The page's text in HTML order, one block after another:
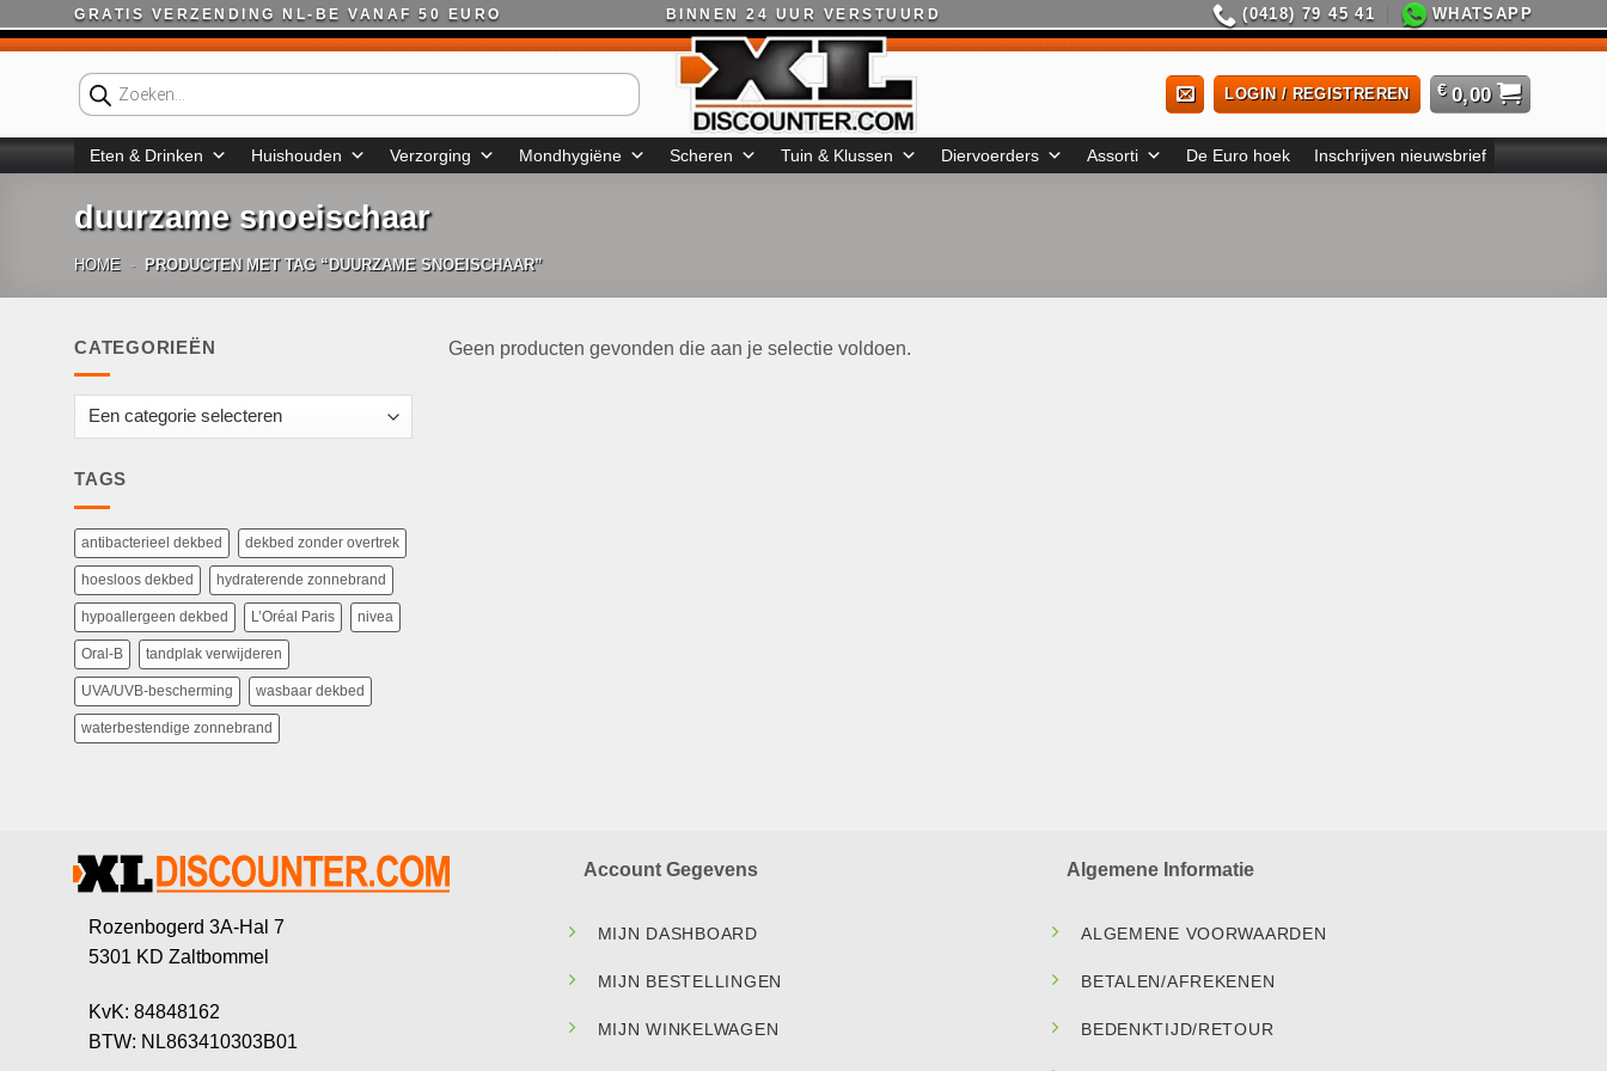
naar
GRATIS VERZENDING NL-BE VANAF 50 EURO BINNEN 24 UUR VERSTUURD (0418) 79 45 41 WHATSAPP
Producten
zoeken
LOGIN / REGISTREREN € 0,00
Eten & Drinken Huishouden Verzorging Mondhygiëne Scheren Tuin & Klussen Diervoerders Assorti De Euro hoek Inschrijven nieuwsbrief
duurzame snoeischaar
HOME - PRODUCTEN MET TAG “DUURZAME SNOEISCHAAR”
CATEGORIEËN
TAGS
antibacterieel dekbed dekbed zonder overtrek
hoesloos dekbed hydraterende zonnebrand
hypoallergeen dekbed L’Oréal Paris nivea
Oral-B tandplak verwijderen
UVA/UVB-bescherming wasbaar dekbed
waterbestendige zonnebrand
Geen producten gevonden die aan je selectie voldoen.
Rozenbogerd 3A-Hal 7
5301 KD Zaltbommel
KvK: 84848162
BTW: NL863410303B01
Account Gegevens
MIJN DASHBOARD
MIJN BESTELLINGEN
MIJN WINKELWAGEN
Algemene Informatie
ALGEMENE VOORWAARDEN
BETALEN/AFREKENEN
BEDENKTIJD/RETOUR